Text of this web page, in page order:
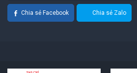
Chia sẻ Facebook Chia sẻ Zalo